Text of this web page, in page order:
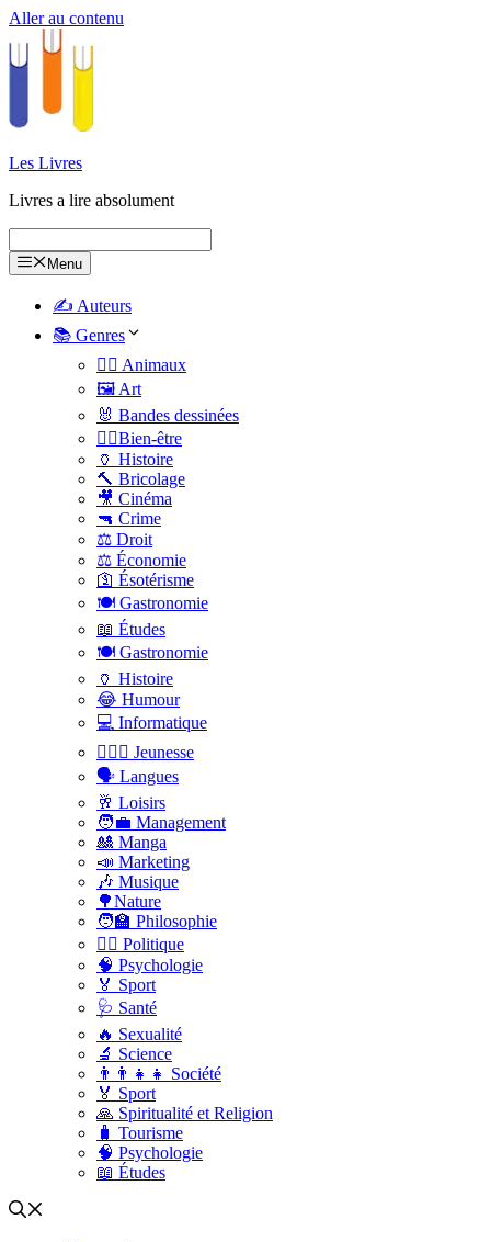
Aller au contenu
Les Livres
Livres a lire absolument
Menu
✍️ Auteurs
📚 Genres
🐕‍🦺 Animaux
🖼️ Art
🐰 Bandes dessinées
🧑‍⚕️Bien-être
🏺 Histoire
🔨 Bricolage
🎥 Cinéma
🔫 Crime
⚖️ Droit
⚖️ Économie
🛐 Ésotérisme
🍽️ Gastronomie
📖 Études
🍽️ Gastronomie
🏺 Histoire
😂 Humour
💻 Informatique
🤸🏽‍♀️ Jeunesse
🗣 Langues
🥂 Loisirs
🧑‍💼 Management
🎎 Manga
📣 Marketing
🎶 Musique
🌳Nature
🧑‍🏫 Philosophie
👨‍⚖️ Politique
🧠 Psychologie
🏅 Sport
🩺 Santé
🔥 Sexualité
🔬 Science
👨‍👨‍👧‍👧 Société
🏅 Sport
🙏 Spiritualité et Religion
🧳 Tourisme
🧠 Psychologie
📖 Études